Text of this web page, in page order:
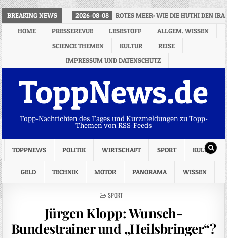
BREAKING NEWS 2026-08-08
ROTES MEER: WIE DIE HUTHI DEN
HOME
PRESSEREVUE LESESTOFF
ALLGEM. WISSEN
SCIENCE THEMEN
KULTUR
REISE
IMPRESSUM UND DATENSCHUTZ
ToppNews.de
Topp-Nachrichten des Tages und Kurzmeldungen zu Topp-
Themen von RSS-Feeds
TOPPNEWS POLITIK WIRTSCHAFT SPORT KULTUR
GELD TECHNIK MOTOR PANORAMA WISSEN
POSTED
SPORT
Jürgen Klopp: Wunsch-
Bundestrainer und „Heilsbringer“?